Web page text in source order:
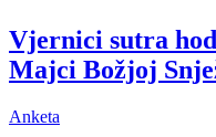
Vjernici sutra
Majci Božjoj
Anketa